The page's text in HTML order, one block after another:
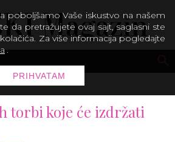
torbi koje će izdržati
poboljšamo Vaše iskustvo na našem
da pretražujete ovaj sajt, saglasni ste
Za više informacija pogledajte
.
PRIHVATAM